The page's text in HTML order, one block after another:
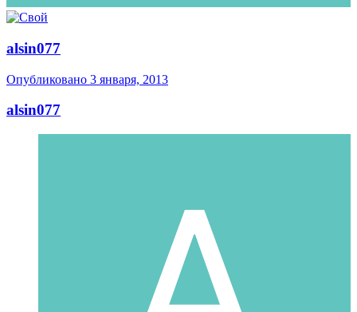
alsin077
Опубликовано 3 января, 2013
alsin077